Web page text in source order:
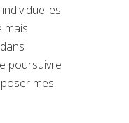
mais
poursuivre
mes